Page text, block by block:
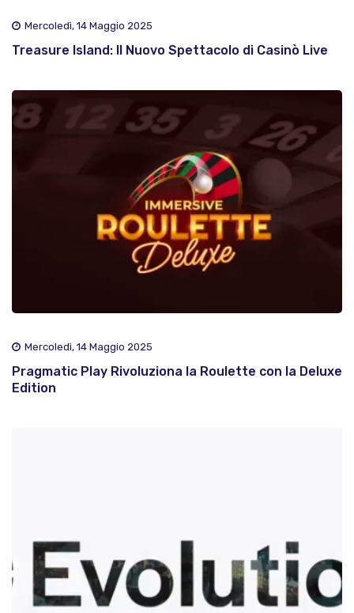
Mercoledì, 14 Maggio 2025
Treasure Island: Il Nuovo Spettacolo di Casinò Live
Mercoledì, 14 Maggio 2025
Pragmatic Play Rivoluziona la Roulette con la Deluxe
Edition